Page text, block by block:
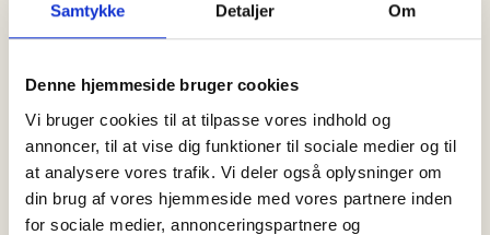
Samtykke Detaljer Om
Denne hjemmeside bruger cookies
Vi bruger cookies til at tilpasse vores indhold og
annoncer, til at vise dig funktioner til sociale medier og til
at analysere vores trafik. Vi deler også oplysninger om
din brug af vores hjemmeside med vores partnere inden
for sociale medier, annonceringspartnere og
uddannelsestilbud, bolig og jobs. Tidligere…